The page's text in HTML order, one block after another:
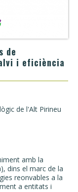
de
i eficiència
de l'Alt Pirineu
amb la
dins el marc de la
reonvables a la
a entitats i